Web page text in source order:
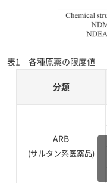
表1 各種原薬の限度値
分類
ARB
(サルタン系医薬品)